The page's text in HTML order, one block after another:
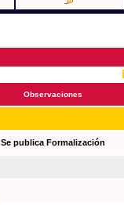
Observaciones
Se publica Formalización